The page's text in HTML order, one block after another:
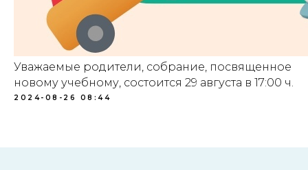
Уважаемые родители, собрание, посвященное
новому учебному, состоится 29 августа в 17:00 ч.
2024-08-26 08:44